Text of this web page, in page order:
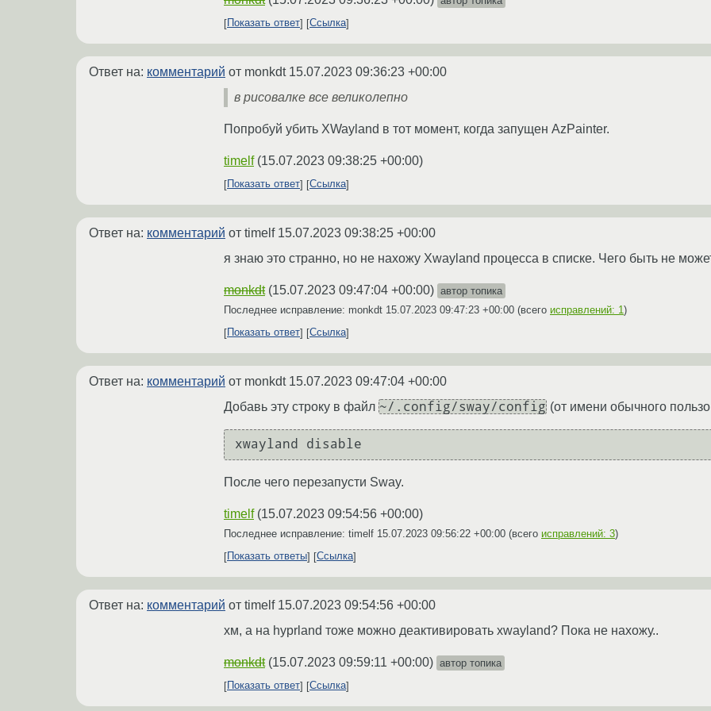
Показать ответ
Ссылка
Ответ на: комментарий от monkdt 15.07.2023 09:36:23 +00:00
в рисовалке все великолепно
Попробуй убить XWayland в тот момент, когда запущен AzPainter.
timelf (15.07.2023 09:38:25 +00:00)
Показать ответ Ссылка
Ответ на: комментарий от timelf 15.07.2023 09:38:25 +00:00
я знаю это странно, но не нахожу Xwayland процесса в списке. Чего быть не
monkdt (15.07.2023 09:47:04 +00:00) автор топика
Последнее исправление: monkdt 15.07.2023 09:47:23 +00:00 (всего исправлений: 1 )
Показать ответ
Ссылка
Ответ на: комментарий от monkdt 15.07.2023 09:47:04 +00:00
Добавь эту строку в файл ~/.config/sway/config (от имени обычного
После чего перезапусти Sway.
timelf (15.07.2023 09:54:56 +00:00)
Последнее исправление: timelf 15.07.2023 09:56:22 +00:00 (всего исправлений: 3)
Показать ответы
Ссылка
Ответ на: комментарий от timelf 15.07.2023 09:54:56 +00:00
хм, а на hyprland тоже можно деактивировать xwayland? Пока не нахожу..
monkdt (15.07.2023 09:59:11 +00:00) автор топика
Показать ответ
Ссылка